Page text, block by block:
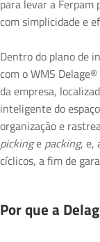
para levar a
com simplicidade e
Dentro do plano de
com o WMS
da empresa,
inteligente do
organização e
pickinge packing, e,
cíclicos, a fim de
Por que a